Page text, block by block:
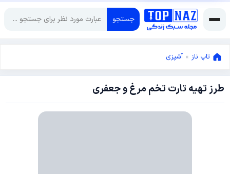
جستجو
تاپ ناز » آشپزی
طرز تهیه تارت تخم مرغ و جعفری
دسامبر